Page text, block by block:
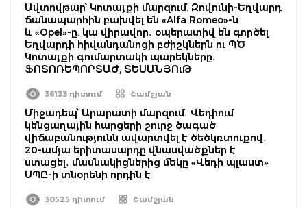
Ավտովթար՝ Կոտայքի մարզում. Զովունի-Եղվարդ
ճանապարհին բախվել են «Alfa Romeo»-ն
և «Opel»-ը. կա վիրավոր․ օպերատիվ են գործել
Եղվարդի հիվանդանոցի բժիշկներն ու ՊԾ
Կոտայքի գումարտակի պարեկները.
ՖՈՏՈՌԵՊՈՐՏԱԺ, ՏԵՍԱՆՅՈւԹ
36133 դիտում Շամշյան
Միջադեպ՝ Արարատի մարզում․ Վեդիում
կենցաղային հարցերի շուրջ ծագած
վիճաբանությունն ավարտվել է ծեծկռտուքով․
20-ամյա երիտասարդը վնասվածքներ է
ստացել․ մասնակիցներից մեկը «Վեդի պլաստ»
ՍՊԸ-ի տնօրենի որդին է
30525 դիտում Շամշյան